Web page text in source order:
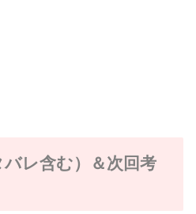
レ含む）＆次回考